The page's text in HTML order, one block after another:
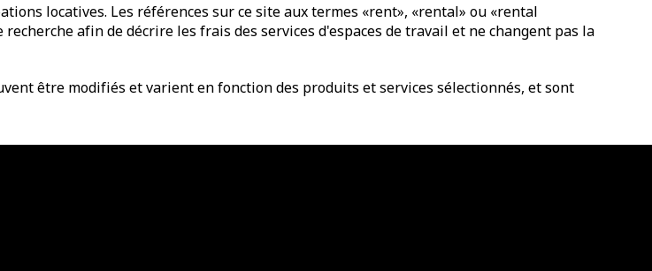
locatives. Les références sur ce site aux termes «rent», «rental» ou «rental
afin de décrire les frais des services d'espaces de travail et ne changent pas la
être modifiés et varient en fonction des produits et services sélectionnés, et sont